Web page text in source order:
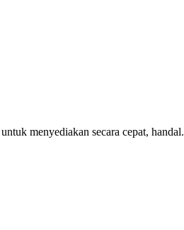
menyediakan secara cepat, handal.